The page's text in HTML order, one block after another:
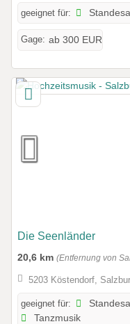
geeignet für:
Gage: ab 300 EUR
Die Seenländer
20,6 km (Entfernung von
5203 Köstendorf,
geeignet für:
Tanzmusik